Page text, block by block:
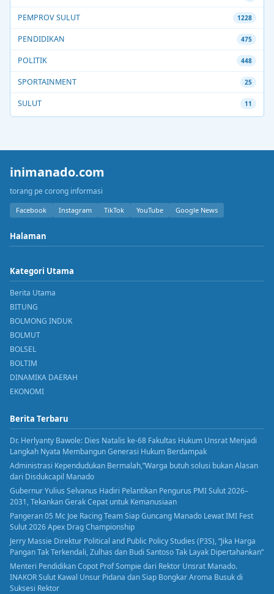
PEMPROV SULUT 1228
PENDIDIKAN 475
POLITIK 448
SPORTAINMENT 25
SULUT 11
inimanado.com
torang pe corong informasi
Facebook Instagram TikTok YouTube Google News
Halaman
Kategori Utama
Berita Utama
BITUNG
BOLMONG INDUK
BOLMUT
BOLSEL
BOLTIM
DINAMIKA DAERAH
EKONOMI
Berita Terbaru
Dr. Herlyanty Bawole: Dies Natalis ke-68 Fakultas Hukum Unsrat Menjadi
Langkah Nyata Membangun Generasi Hukum Berdampak
Administrasi Kependudukan Bermalah,”Warga butuh solusi bukan Alasan
dari Disdukcapil Manado
Gubernur Yulius Selvanus Hadiri Pelantikan Pengurus PMI Sulut 2026–
2031, Tekankan Gerak Cepat untuk Kemanusiaan
Pangeran 05 Mc Joe Racing Team Siap Guncang Manado Lewat IMI Fest
Sulut 2026 Apex Drag Championship
Jerry Massie Direktur Political and Public Policy Studies (P3S), “Jika Harga
Pangan Tak Terkendali, Zulhas dan Budi Santoso Tak Layak Dipertahankan”
Menteri Pendidikan Copot Prof Sompie dari Rektor Unsrat Manado.
INAKOR Sulut Kawal Unsur Pidana dan Siap Bongkar Aroma Busuk di
Suksesi Rektor